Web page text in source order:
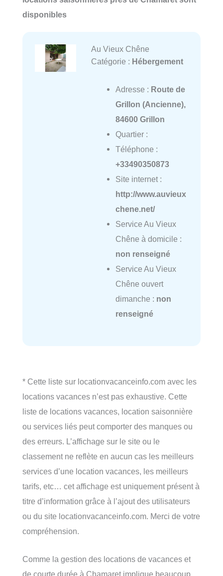
disponibles
Au Vieux Chêne
Catégorie : Hébergement
Adresse : Route de
Grillon (Ancienne),
84600 Grillon
Quartier :
Téléphone :
+33490350873
Site internet :
http://www.auvieux
chene.net/
Service Au Vieux
Chêne à domicile :
non renseigné
Service Au Vieux
Chêne ouvert
dimanche : non
renseigné
* Cette liste sur locationvacanceinfo.com avec les
locations vacances n’est pas exhaustive. Cette
liste de locations vacances, location saisonnière
ou services liés peut comporter des manques ou
des erreurs. L’affichage sur le site ou le
classement ne reflète en aucun cas les meilleurs
services d’une location vacances, les meilleurs
tarifs, etc… cet affichage est uniquement présent à
titre d’information grâce à l’ajout des utilisateurs
ou du site locationvacanceinfo.com. Merci de votre
compréhension.
Comme la gestion des locations de vacances et
de courte durée à Chamaret implique beaucoup